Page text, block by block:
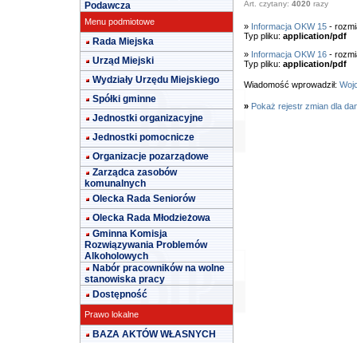
Podawcza
Menu podmiotowe
Rada Miejska
Urząd Miejski
Wydziały Urzędu Miejskiego
Spółki gminne
Jednostki organizacyjne
Jednostki pomocnicze
Organizacje pozarządowe
Zarządca zasobów
komunalnych
Olecka Rada Seniorów
Olecka Rada Młodzieżowa
Gminna Komisja
Rozwiązywania Problemów
Alkoholowych
Nabór pracowników na wolne
stanowiska pracy
Dostępność
Prawo lokalne
BAZA AKTÓW WŁASNYCH
Art. czytany: 4020 razy
» Informacja OKW 15-
Typ pliku: application/pdf
» Informacja OKW 16-
Typ pliku: application/pdf
Wiadomość wprowadził:
» Pokaż rejestr zmian dla